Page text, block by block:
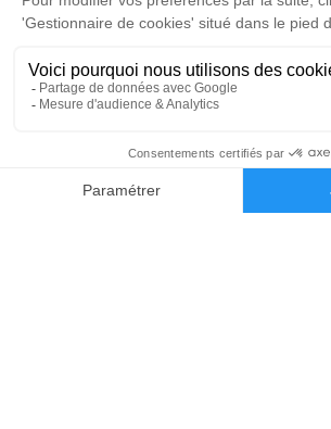
pfdevaux1@hotmail.com
13 Place Cotillon Belin (A côté de la
Saint-Martin-lez-Tatinghem
5/5 - 193 avis
Nos Services
Demande